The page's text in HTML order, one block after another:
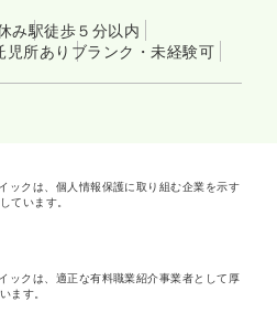
み駅徒歩５分以内
児所あり ブランク・未経験可
ックは、個人情報保護に取り組む企業を示す
ています。
ックは、適正な有料職業紹介事業者として厚
ます。